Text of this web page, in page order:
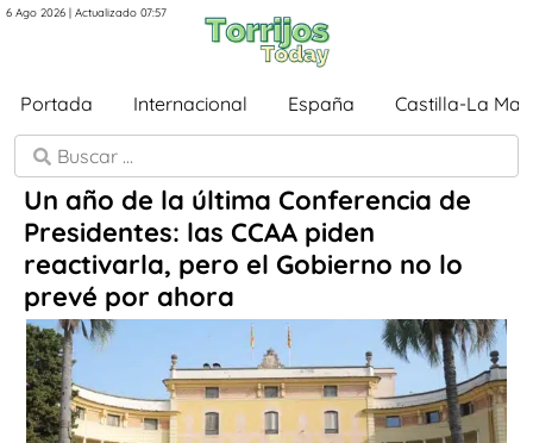
6 Ago 2026 | Actualizado 07:57
Portada Internacional España Castilla-La
Un año de la última Conferencia de
Presidentes: las CCAA piden
reactivarla, pero el Gobierno no lo
prevé por ahora